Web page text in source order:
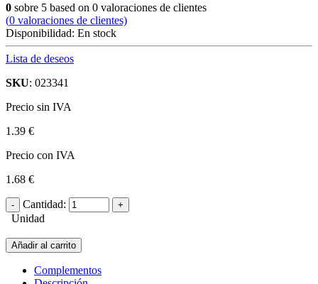
0 sobre 5 based on 0 valoraciones de clientes
(0 valoraciones de clientes)
Disponibilidad: En stock
Lista de deseos
SKU: 023341
Precio sin IVA
1.39 €
Precio con IVA
1.68 €
Cantidad:
Unidad
Añadir al carrito
Complementos